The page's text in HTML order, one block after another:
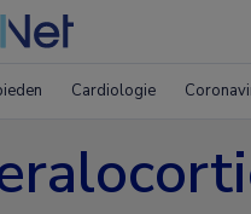
Cardiologie